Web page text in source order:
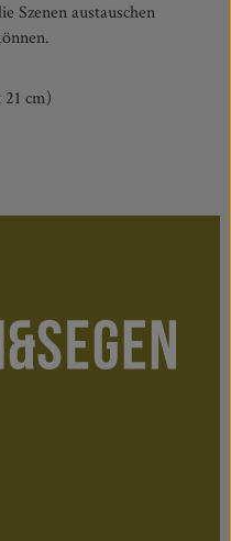
Szenen austauschen
21 cm)